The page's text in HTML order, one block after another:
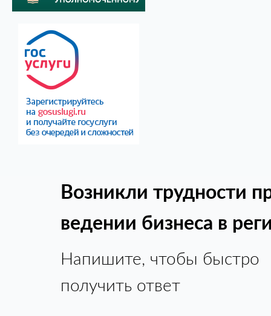
Возникли трудности
ведении бизнеса в
Напишите, чтобы быстро
получить ответ